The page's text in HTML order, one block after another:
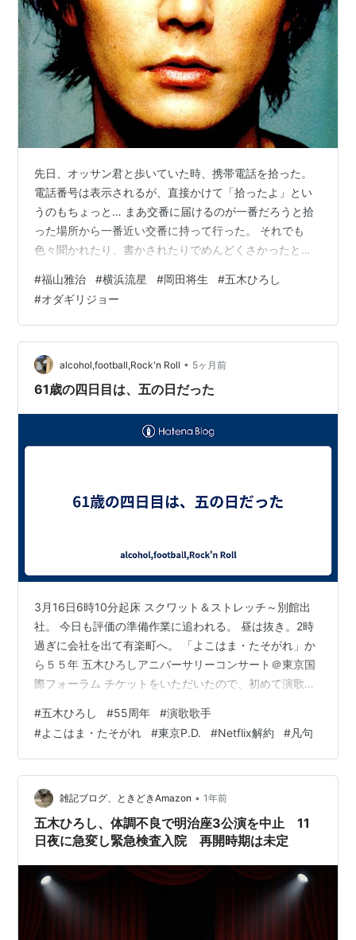
先日、オッサン君と歩いていた時、携帯電話を拾った。
電話番号は表示されるが、直接かけて「拾ったよ」とい
うのもちょっと… まあ交番に届けるのが一番だろうと拾
った場所から一番近い交番に持って行った。 それでも
色々聞かれたり、書かされたりでめんどくさかったと言
思うと、このくらいは仕方ない。 お巡りちゃんが 「物が
物だけに、落とし主が出ても謝礼に何割とかは出来ない
んですが… それ相当のお礼は請求出来るけど、どうしま
す？ その時はそちらのお名前とか、教えるしかないんで
すが…」 というので、オッサン君が 「いやいや、けっこ
うです。何もいりません。だから何も教…
#福山雅治 #横浜流星 #岡田将生 #五木ひろし
#オダギリジョー
alcohol,football,Rock'n Roll • 5ヶ月前
61歳の四日目は、五の日だった
3月16日6時10分起床 スクワット＆ストレッチ～別館出
社。 今日も評価の準備作業に追われる。 昼は抜き。2時
過ぎに会社を出て有楽町へ。 「よこはま・たそがれ」か
ら５５年 五木ひろしアニバーサリーコンサート＠東京国
際フォーラム チケットをいただいたので、初めて演歌歌
7割といった感じ。 売れるきっかけとなった『全日本歌
謡選手権』の写真をバックに、三谷謙名義の「雨のヨコ
ハマ」が流れる。 ご本人登場でデビュー曲「よこはま・
たそがれ」からスタート、全36曲を歌いきった。 御年78
歳。スピーチは若干聞こえにくくなっているが、こぶし
は健在。 歌謡曲に全…
#五木ひろし #55周年 #演歌歌手
#よこはま・たそがれ #東京P.D. #Netflix解約 #凡句
雑記ブログ、ときどきAmazon • 1年前
五木ひろし、体調不良で明治座3公演を中止 11
日夜に急変し緊急検査入院 再開時期は未定